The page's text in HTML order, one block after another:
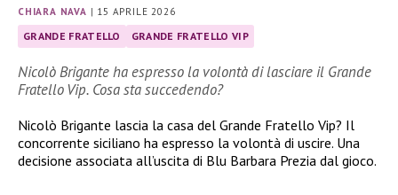
CHIARA NAVA | 15 APRILE 2026
GRANDE FRATELLO GRANDE FRATELLO VIP
Nicolò Brigante ha espresso la volontà di lasciare il Grande
Fratello Vip. Cosa sta succedendo?
Nicolò Brigante lascia la casa del Grande Fratello Vip? Il
concorrente siciliano ha espresso la volontà di uscire. Una
decisione associata all’uscita di Blu Barbara Prezia dal gioco.